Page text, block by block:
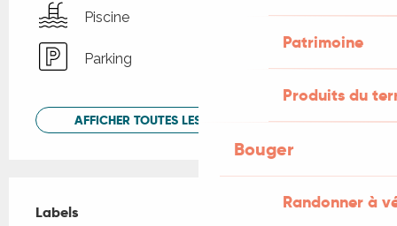
Patrimoine
Produits du
Bouger
Randonner à
Piscine
Parking
AFFICHER TOUTES LES PRESTATIONS
Labels
Labels